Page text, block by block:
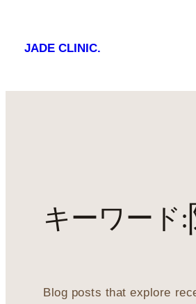
JADE CLINIC.
キーワード:
Blog posts that explore